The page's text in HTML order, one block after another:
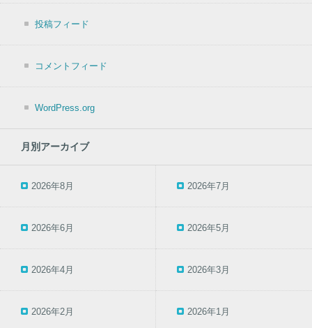
投稿フィード
コメントフィード
WordPress.org
月別アーカイブ
2026年8月 2026年7月
2026年6月 2026年5月
2026年4月 2026年3月
2026年2月 2026年1月